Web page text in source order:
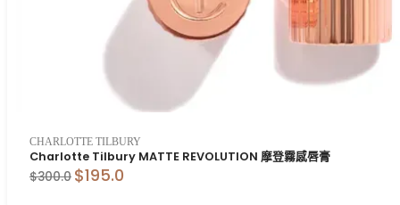
CHARLOTTE TILBURY
Charlotte Tilbury MATTE REVOLUTION 摩登霧感唇膏
$300.0 $195.0